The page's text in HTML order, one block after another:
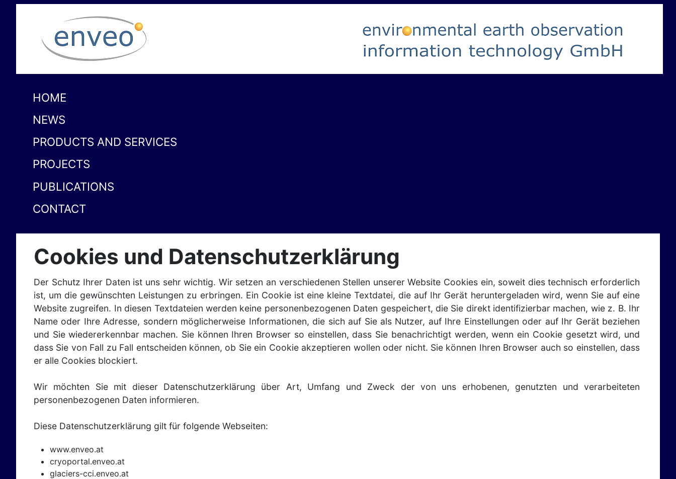
HOME
NEWS
PRODUCTS AND SERVICES
PROJECTS
PUBLICATIONS
CONTACT
Cookies und Datenschutzerklärung
Der Schutz Ihrer Daten ist uns sehr wichtig. Wir setzen an verschiedenen Stellen unserer Website Cookies ein, soweit dies technisch erforderlich
ist, um die gewünschten Leistungen zu erbringen. Ein Cookie ist eine kleine Textdatei, die auf Ihr Gerät heruntergeladen wird, wenn Sie auf eine
Website zugreifen. In diesen Textdateien werden keine personenbezogenen Daten gespeichert, die Sie direkt identifizierbar machen, wie z. B. Ihr
Name oder Ihre Adresse, sondern möglicherweise Informationen, die sich auf Sie als Nutzer, auf Ihre Einstellungen oder auf Ihr Gerät beziehen
und Sie wiedererkennbar machen. Sie können Ihren Browser so einstellen, dass Sie benachrichtigt werden, wenn ein Cookie gesetzt wird, und
dass Sie von Fall zu Fall entscheiden können, ob Sie ein Cookie akzeptieren wollen oder nicht. Sie können Ihren Browser auch so einstellen, dass
er alle Cookies blockiert.
Wir möchten Sie mit dieser Datenschutzerklärung über Art, Umfang und Zweck der von uns erhobenen, genutzten und verarbeiteten
personenbezogenen Daten informieren.
Diese Datenschutzerklärung gilt für folgende Webseiten:
www.enveo.at
cryoportal.enveo.at
glaciers-cci.enveo.at